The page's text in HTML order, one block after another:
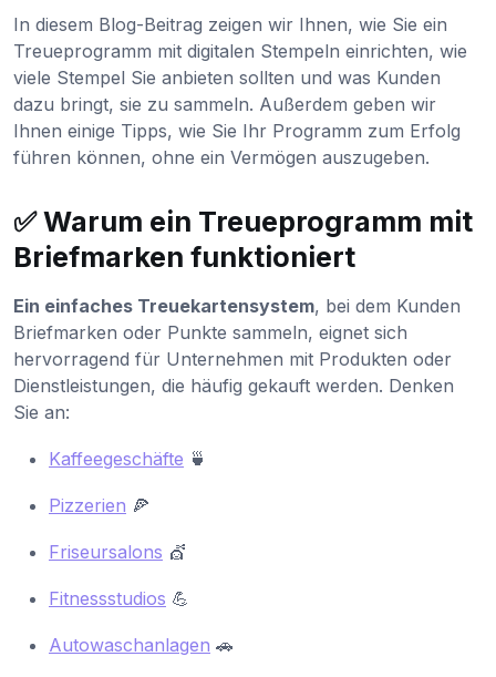
In diesem Blog-Beitrag zeigen wir Ihnen, wie Sie ein
Treueprogramm mit digitalen Stempeln einrichten, wie
viele Stempel Sie anbieten sollten und was Kunden
dazu bringt, sie zu sammeln. Außerdem geben wir
Ihnen einige Tipps, wie Sie Ihr Programm zum Erfolg
führen können, ohne ein Vermögen auszugeben.
✅ Warum ein Treueprogramm mit
Briefmarken funktioniert
Ein einfaches Treuekartensystem, bei dem Kunden
Briefmarken oder Punkte sammeln, eignet sich
hervorragend für Unternehmen mit Produkten oder
Dienstleistungen, die häufig gekauft werden. Denken
Sie an:
Kaffeegeschäfte 🍵
Pizzerien 🍕
Friseursalons 💇
Fitnessstudios 💪
Autowaschanlagen 🚗